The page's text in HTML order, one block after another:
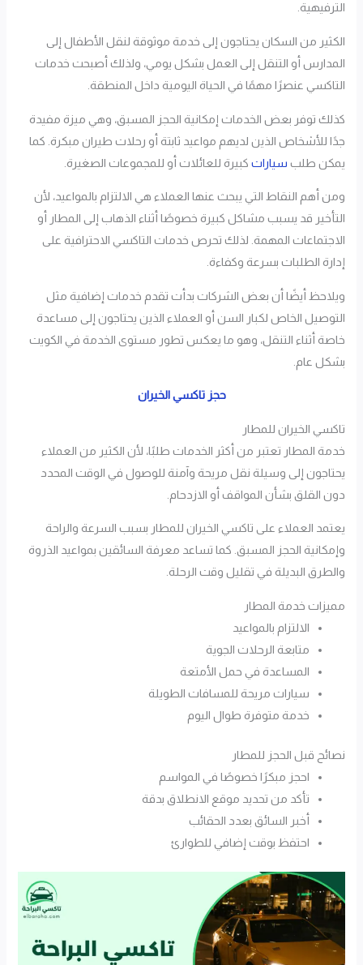
الترفيهية.
الكثير من السكان يحتاجون إلى خدمة موثوقة لنقل الأطفال إلى
المدارس أو التنقل إلى العمل بشكل يومي، ولذلك أصبحت خدمات
التاكسي عنصرًا مهمًا في الحياة اليومية داخل المنطقة.
كذلك توفر بعض الخدمات إمكانية الحجز المسبق، وهي ميزة مفيدة
جدًا للأشخاص الذين لديهم مواعيد ثابتة أو رحلات طيران مبكرة. كما
يمكن طلب سيارات كبيرة للعائلات أو للمجموعات الصغيرة.
ومن أهم النقاط التي يبحث عنها العملاء هي الالتزام بالمواعيد، لأن
التأخير قد يسبب مشاكل كبيرة خصوصًا أثناء الذهاب إلى المطار أو
الاجتماعات المهمة. لذلك تحرص خدمات التاكسي الاحترافية على
إدارة الطلبات بسرعة وكفاءة.
ويلاحظ أيضًا أن بعض الشركات بدأت تقدم خدمات إضافية مثل
التوصيل الخاص لكبار السن أو العملاء الذين يحتاجون إلى مساعدة
خاصة أثناء التنقل، وهو ما يعكس تطور مستوى الخدمة في الكويت
بشكل عام.
حجز تاكسي الخيران
تاكسي الخيران للمطار
خدمة المطار تعتبر من أكثر الخدمات طلبًا، لأن الكثير من العملاء
يحتاجون إلى وسيلة نقل مريحة وآمنة للوصول في الوقت المحدد
دون القلق بشأن المواقف أو الازدحام.
يعتمد العملاء على تاكسي الخيران للمطار بسبب السرعة والراحة
وإمكانية الحجز المسبق. كما تساعد معرفة السائقين بمواعيد الذروة
والطرق البديلة في تقليل وقت الرحلة.
مميزات خدمة المطار
الالتزام بالمواعيد
متابعة الرحلات الجوية
المساعدة في حمل الأمتعة
سيارات مريحة للمسافات الطويلة
خدمة متوفرة طوال اليوم
نصائح قبل الحجز للمطار
احجز مبكرًا خصوصًا في المواسم
تأكد من تحديد موقع الانطلاق بدقة
أخبر السائق بعدد الحقائب
احتفظ بوقت إضافي للطوارئ